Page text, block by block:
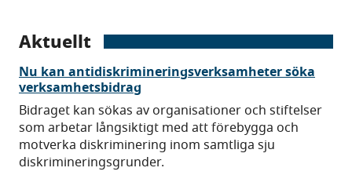
Aktuellt
Nu kan antidiskrimineringsverksamheter söka
verksamhetsbidrag
Bidraget kan sökas av organisationer och stiftelser
som arbetar långsiktigt med att förebygga och
motverka diskriminering inom samtliga sju
diskrimineringsgrunder.